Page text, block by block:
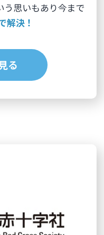
う思いもあり今まで
解決！
る